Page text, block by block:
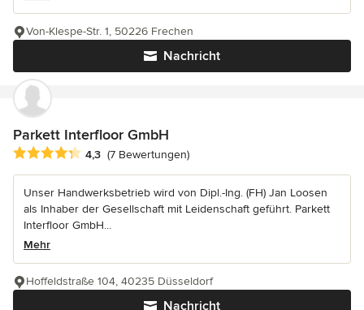
Nachricht
Von-Klespe-Str. 1, 50226 Frechen
Parkett Interfloor GmbH
Durchschnittliche Bewertung: 4.3 von 5 Sternen
4,3 (7 Bewertungen)
Unser Handwerksbetrieb wird von Dipl.-Ing. (FH) Jan Loosen
als Inhaber der Gesellschaft mit Leidenschaft geführt. Parkett
Interfloor GmbH...
Mehr
Nachricht
Hoffeldstraße 104, 40235 Düsseldorf